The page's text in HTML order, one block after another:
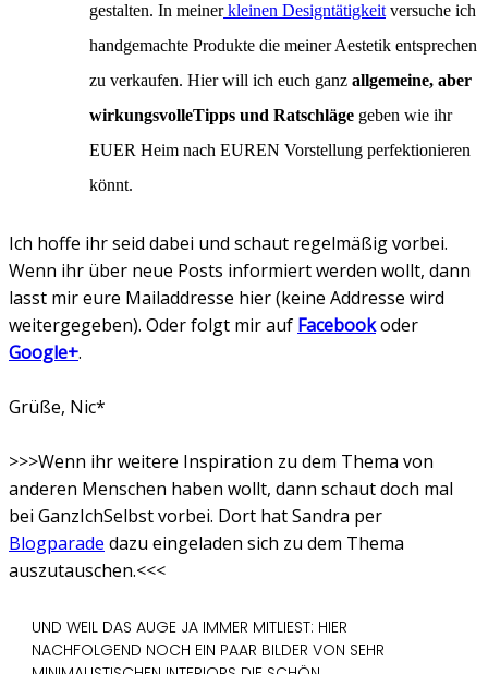
gestalten. In meinerkleinen Designtätigkeit versuche ich
handgemachte Produkte die meiner Aestetik entsprechen
zu verkaufen. Hier will ich euch ganz allgemeine, aber
wirkungsvolleTipps und Ratschläge geben wie ihr
EUER Heim nach EUREN Vorstellung perfektionieren
könnt.
Ich hoffe ihr seid dabei und schaut regelmäßig vorbei.
Wenn ihr über neue Posts informiert werden wollt, dann
lasst mir eure Mailaddresse hier (keine Addresse wird
weitergegeben). Oder folgt mir auf Facebookoder
Google+.
Grüße, Nic*
>>>Wenn ihr weitere Inspiration zu dem Thema von
anderen Menschen haben wollt, dann schaut doch mal
bei GanzIchSelbst vorbei. Dort hat Sandra per
Blogparade dazu eingeladen sich zu dem Thema
auszutauschen.<<<
UND WEIL DAS AUGE JA IMMER MITLIEST: HIER
NACHFOLGEND NOCH EIN PAAR BILDER VON SEHR